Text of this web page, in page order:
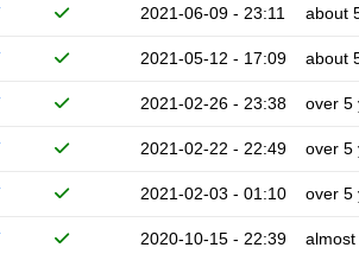
2021-06-09 - 23:11 about
2021-05-12 - 17:09 about
2021-02-26 - 23:38 over 5
2021-02-22 - 22:49 over 5
2021-02-03 - 01:10 over 5
2020-10-15 - 22:39